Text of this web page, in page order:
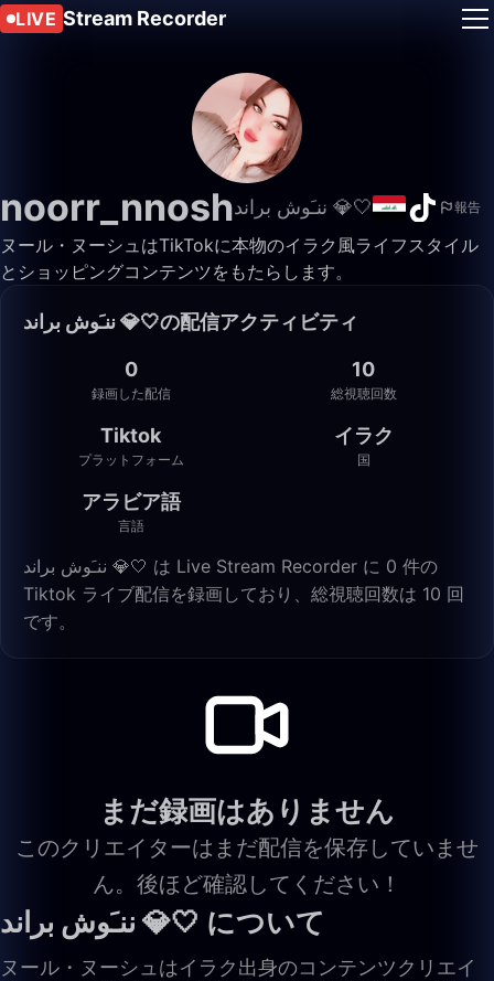
LIVE Stream Recorder
noorr_nnosh ننـَوش براند 💎🤍 報告
ヌール・ヌーシュはTikTokに本物のイラク風ライフスタイル
とショッピングコンテンツをもたらします。
ننـَوش براند 💎🤍の配信アクティビティ
0
録画した配信
10
総視聴回数
Tiktok
プラットフォーム
イラク
国
アラビア語
言語
ننـَوش براند 💎🤍 は Live Stream Recorder に 0 件の
Tiktok ライブ配信を録画しており、総視聴回数は 10 回
です。
まだ録画はありません
このクリエイターはまだ配信を保存していませ
ん。後ほど確認してください！
ننـَوش براند 💎🤍 について
ヌール・ヌーシュはイラク出身のコンテンツクリエイ